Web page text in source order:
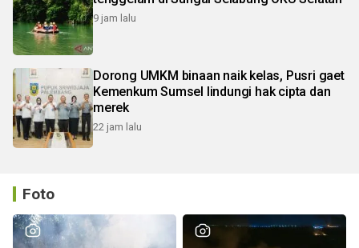
9 jam lalu
Dorong UMKM binaan naik kelas, Pusri gaet
Kemenkum Sumsel lindungi hak cipta dan
merek
22 jam lalu
Foto